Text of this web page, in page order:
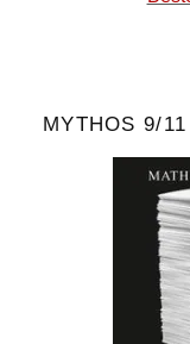
MYTHOS 9/11